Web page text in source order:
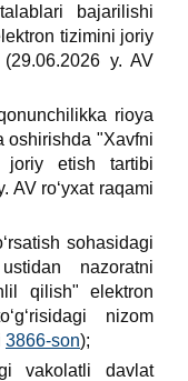
bajarilishi
tizimini joriy
y. AV
rioya
oshirishda "Xavfni
joriy etish tartibi
AV roʻyхat raqami
sohasidagi
nazoratni
qilish" elektron
nizom
3866-son);
vakolatli davlat